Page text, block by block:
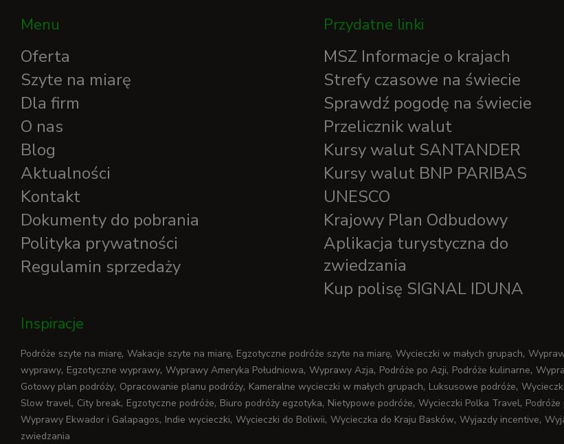
Menu
Oferta
Szyte na miarę
Dla firm
O nas
Blog
Aktualności
Kontakt
Dokumenty do pobrania
Polityka prywatności
Regulamin sprzedaży
Przydatne linki
MSZ Informacje o krajach
Strefy czasowe na świecie
Sprawdź pogodę na świecie
Przelicznik walut
Kursy walut SANTANDER
Kursy walut BNP PARIBAS
UNESCO
Krajowy Plan Odbudowy
Aplikacja turystyczna do
zwiedzania
Kup polisę SIGNAL IDUNA
Inspiracje
Podróże szyte na miarę, Wakacje szyte na miarę, Egzotyczne podróże szyte na miarę, Wycieczki w małych grupach,
wyprawy, Egzotyczne wyprawy, Wyprawy Ameryka Południowa, Wyprawy Azja, Podróże po Azji, Podróże kulinarne,
Gotowy plan podróży, Opracowanie planu podróży, Kameralne wycieczki w małych grupach, Luksusowe podróże,
Slow travel, City break, Egzotyczne podróże, Biuro podróży egzotyka, Nietypowe podróże, Wycieczki Polka Travel, Podróże
Wyprawy Ekwador i Galapagos, Indie wycieczki, Wycieczki do Boliwii, Wycieczka do Kraju Basków, Wyjazdy incentive,
zwiedzania